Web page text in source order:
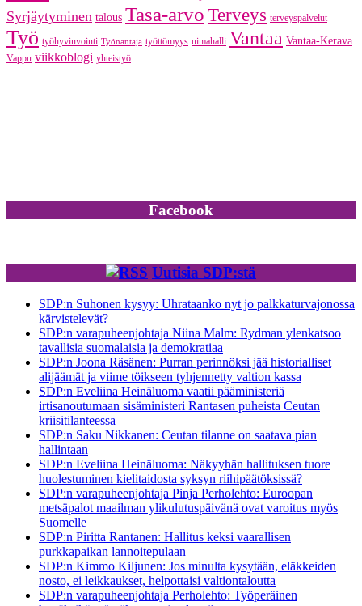
Syrjäytyminen talous Tasa-arvo Terveys terveyspalvelut
Työ työhyvinvointi Työnantaja työttömyys uimahalli Vantaa Vantaa-Kerava
Vappu viikkoblogi yhteistyö
Facebook
Uutisia SDP:stä
SDP:n Suhonen kysyy: Uhrataanko nyt jo palkkaturvajonossa
kärvistelevät?
SDP:n varapuheenjohtaja Niina Malm: Rydman ylenkatsoo
tavallisia suomalaisia ja demokratiaa
SDP:n Joona Räsänen: Purran perinnöksi jää historialliset
alijäämät ja viime töikseen tyhjennetty valtion kassa
SDP:n Eveliina Heinäluoma vaatii pääministeriä
irtisanoutumaan sisäministeri Rantasen puheista Ceutan
kriisitilanteessa
SDP:n Saku Nikkanen: Ceutan tilanne on saatava pian
hallintaan
SDP:n Eveliina Heinäluoma: Näkyyhän hallituksen tuore
huolestuminen kielitaidosta syksyn riihipäätöksissä?
SDP:n varapuheenjohtaja Pinja Perholehto: Euroopan
metsäpalot maailman ylikulutuspäivänä ovat varoitus myös
Suomelle
SDP:n Piritta Rantanen: Hallitus keksi vaarallisen
purkkapaikan lannoitepulaan
SDP:n Kimmo Kiljunen: Jos minulta kysytään, eläkkeiden
nosto, ei leikkaukset, helpottaisi valtiontaloutta
SDP:n varapuheenjohtaja Perholehto: Työperäinen